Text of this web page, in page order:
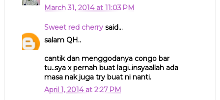
March 31, 2014 at 11:03 PM
Sweet red cherrysaid...
salam QH..
cantik dan menggodanya congo bar
tu..sya x pernah buat lagi..insyaallah ada
masa nak juga try buat ni nanti.
April 1, 2014 at 2:27 PM